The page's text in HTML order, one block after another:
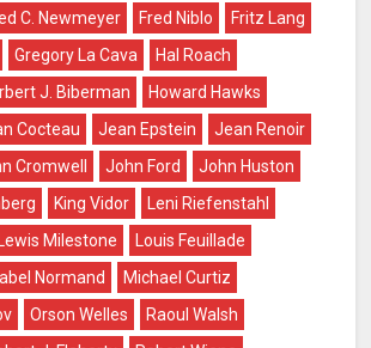
C. Newmeyer Fred Niblo
Fritz Lang
Gregory La Cava
Hal Roach
J. Biberman
Howard Hawks
Cocteau Jean Epstein
Jean Renoir
Cromwell John Ford
John Huston
King Vidor
Leni Riefenstahl
Lewis Milestone
Louis Feuillade
Normand
Michael Curtiz
Orson Welles
Raoul Walsh